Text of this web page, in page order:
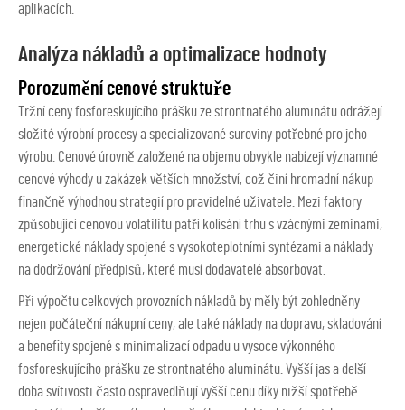
aplikacích.
Analýza nákladů a optimalizace hodnoty
Porozumění cenové struktuře
Tržní ceny fosforeskujícího prášku ze strontnatého aluminátu odrážejí
složité výrobní procesy a specializované suroviny potřebné pro jeho
výrobu. Cenové úrovně založené na objemu obvykle nabízejí významné
cenové výhody u zakázek větších množství, což činí hromadní nákup
finančně výhodnou strategií pro pravidelné uživatele. Mezi faktory
způsobující cenovou volatilitu patří kolísání trhu s vzácnými zeminami,
energetické náklady spojené s vysokoteplotními syntézami a náklady
na dodržování předpisů, které musí dodavatelé absorbovat.
Při výpočtu celkových provozních nákladů by měly být zohledněny
nejen počáteční nákupní ceny, ale také náklady na dopravu, skladování
a benefity spojené s minimalizací odpadu u vysoce výkonného
fosforeskujícího prášku ze strontnatého aluminátu. Vyšší jas a delší
doba svítivosti často ospravedlňují vyšší cenu díky nižší spotřebě